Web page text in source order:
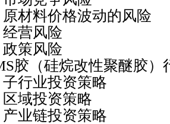
价格波动的风险
风险
风险
（硅烷改性聚醚胶）
业投资策略
投资策略
链投资策略